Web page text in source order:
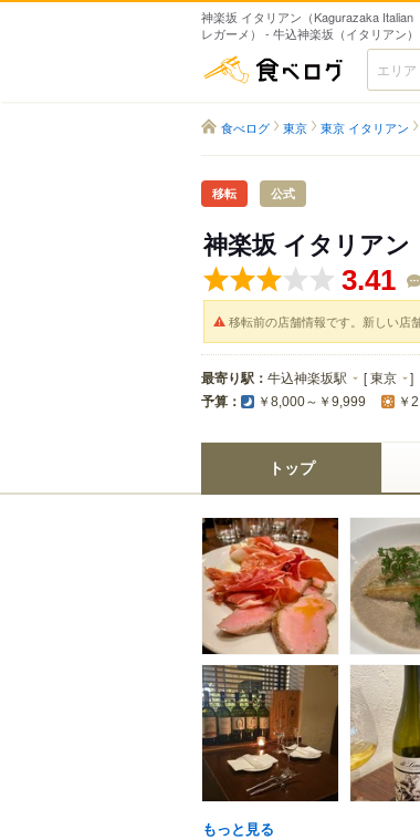
神楽坂 イタリアン（Kagurazaka Italian
レガーメ） - 牛込神楽坂（イタリアン）
食べログ
食べログ 東京 東京 イタリアン
移転 公式
神楽坂 イタリアン
3.41
移転前の店舗情報です。新しい店
最寄り駅： 牛込神楽坂駅 [東京 ]
予算： ￥8,000～￥9,999 ￥
トップ
もっと見る